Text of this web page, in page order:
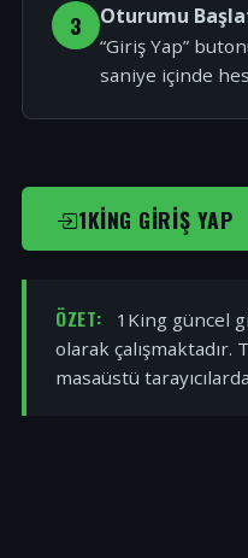
3 Oturumu
“Giriş Yap”
saniye içinde
1KING GIRIŞ YAP
ÖZET:
1King güncel
olarak
masaüstü